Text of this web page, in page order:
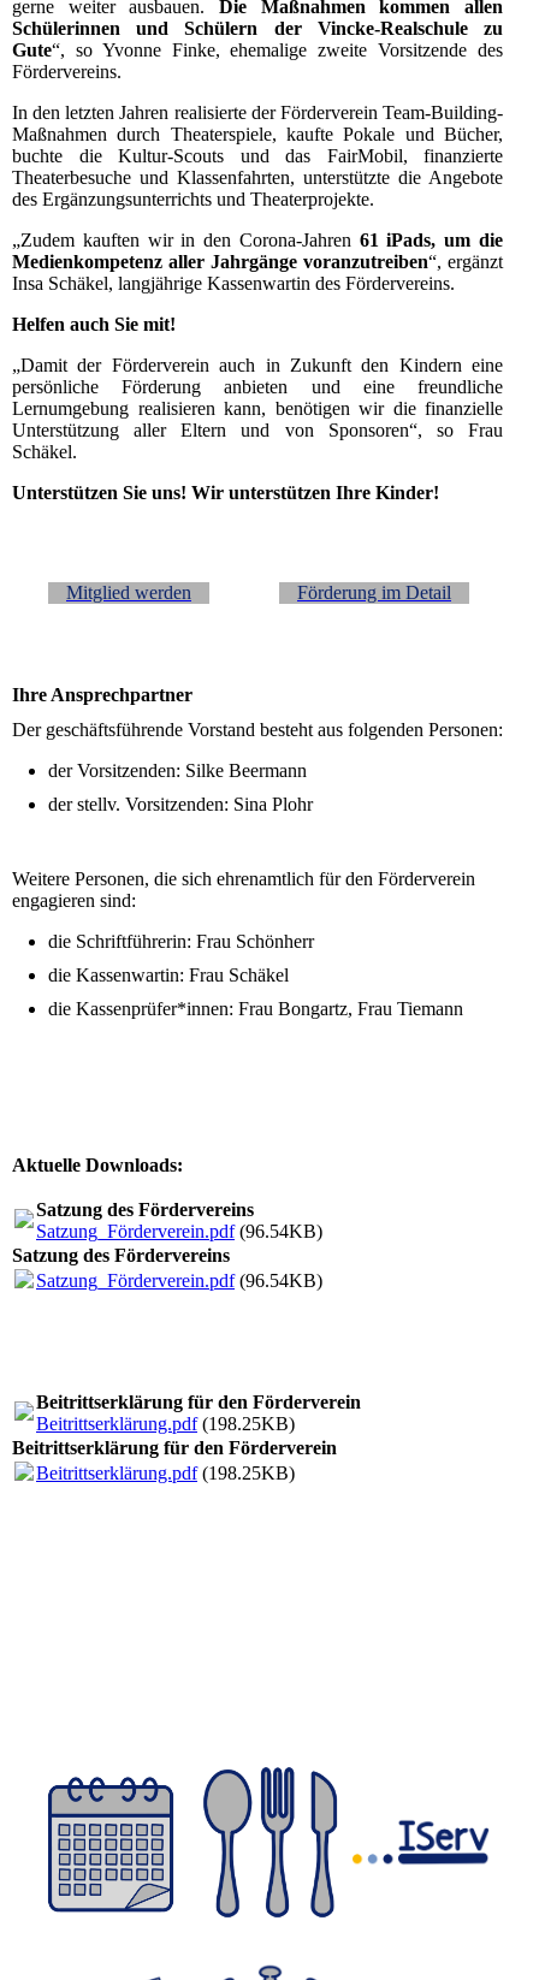
gerne weiter ausbauen. Die Maßnahmen kommen allen
Schülerinnen und Schülern der Vincke-Realschule zu
Gute“, so Yvonne Finke, ehemalige zweite Vorsitzende des
Fördervereins.
In den letzten Jahren realisierte der Förderverein Team-Building-
Maßnahmen durch Theaterspiele, kaufte Pokale und Bücher,
buchte die Kultur-Scouts und das FairMobil, finanzierte
Theaterbesuche und Klassenfahrten, unterstützte die Angebote
des Ergänzungsunterrichts und Theaterprojekte.
„Zudem kauften wir in den Corona-Jahren 61 iPads, um die
Medienkompetenz aller Jahrgänge voranzutreiben“, ergänzt
Insa Schäkel, langjährige Kassenwartin des Fördervereins.
Helfen auch Sie mit!
„Damit der Förderverein auch in Zukunft den Kindern eine
persönliche Förderung anbieten und eine freundliche
Lernumgebung realisieren kann, benötigen wir die finanzielle
Unterstützung aller Eltern und von Sponsoren“, so Frau
Schäkel.
Unterstützen Sie uns! Wir unterstützen Ihre Kinder!
Mitglied werden Förderung im Detail
Ihre Ansprechpartner
Der geschäftsführende Vorstand besteht aus folgenden Personen:
der Vorsitzenden: Silke Beermann
der stellv. Vorsitzenden: Sina Plohr
Weitere Personen, die sich ehrenamtlich für den Förderverein
engagieren sind:
die Schriftführerin: Frau Schönherr
die Kassenwartin: Frau Schäkel
die Kassenprüfer*innen: Frau Bongartz, Frau Tiemann
Aktuelle Downloads:
Satzung des Fördervereins
Satzung_Förderverein.pdf(96.54KB)
Satzung des Fördervereins
Satzung_Förderverein.pdf(96.54KB)
Beitrittserklärung für den Förderverein
Beitrittserklärung.pdf(198.25KB)
Beitrittserklärung für den Förderverein
Beitrittserklärung.pdf(198.25KB)